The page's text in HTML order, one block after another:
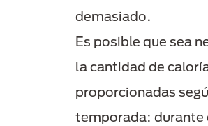
demasiado.
Es posible que sea
la cantidad de
proporcionadas
temporada: durante